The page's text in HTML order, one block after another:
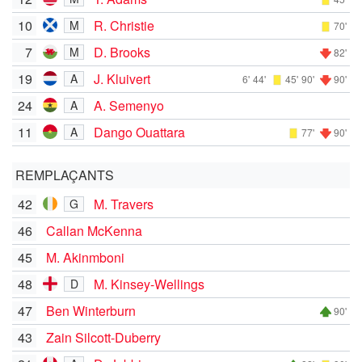
10 M R. Christie 70'
7 M D. Brooks 82'
19 A J. Kluivert 6' 44' 45' 90' 90'
24 A
A. Semenyo
11
A Dango Ouattara 77' 90'
REMPLAÇANTS
42
G
M. Travers
46
Callan McKenna
45
M. Akinmboni
48
D
M. Kinsey-Wellings
47
Ben Winterburn 90'
43
Zain Silcott-Duberry